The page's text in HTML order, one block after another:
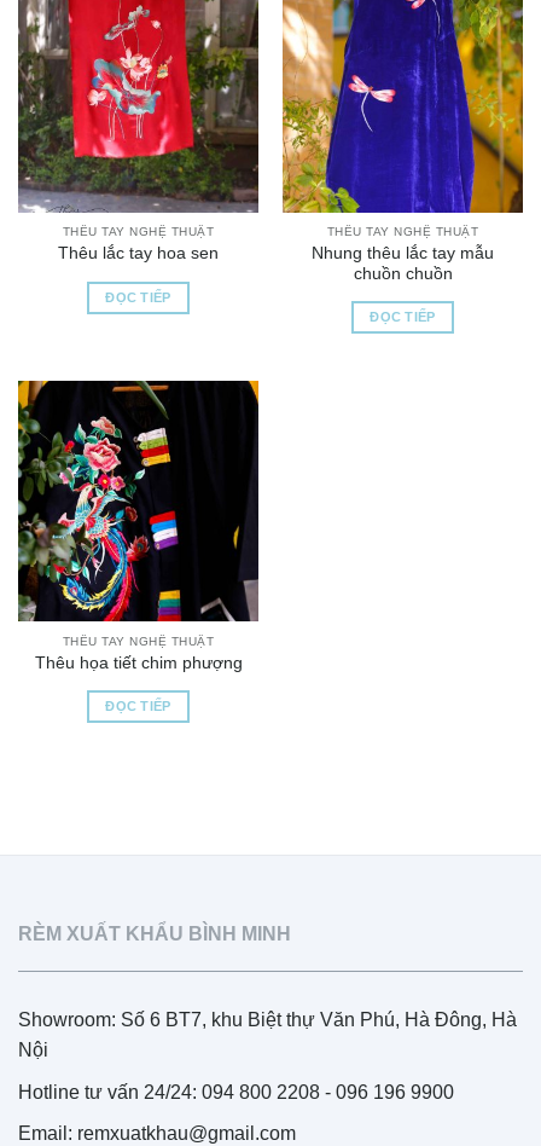
THÊU TAY NGHỆ THUẬT
Thêu lắc tay hoa sen
ĐỌC TIẾP
THÊU TAY NGHỆ THUẬT
Nhung thêu lắc tay mẫu
chuồn chuồn
ĐỌC TIẾP
THÊU TAY NGHỆ THUẬT
Thêu họa tiết chim phượng
ĐỌC TIẾP
RÈM XUẤT KHẨU BÌNH MINH
Showroom: Số 6 BT7, khu Biệt thự Văn Phú, Hà Đông, Hà
Nội
Hotline tư vấn 24/24: 094 800 2208 - 096 196 9900
Email: remxuatkhau@gmail.com